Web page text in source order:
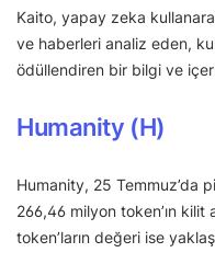
Kaito, yapay zeka
ve haberleri analiz eden,
ödüllendiren bir bilgi ve
Humanity (H)
Humanity, 25 Temmuz’da
266,46 milyon token’ın kilit
token’ların değeri ise